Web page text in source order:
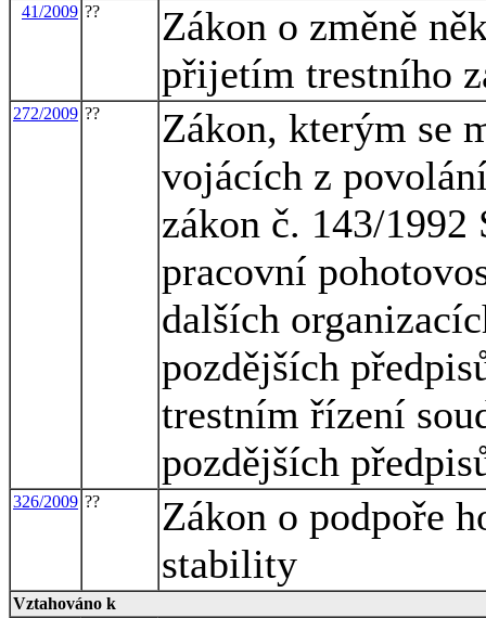
41/2009 ??
Zákon o změně
přijetím trestního
272/2009 ??
Zákon, kterým se
vojácích z
zákon č. 143/1992
pracovní
dalších
pozdějších
trestním řízení
pozdějších
326/2009 ??
Zákon o podpoře
stability
Vztahováno k